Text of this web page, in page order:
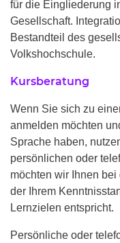
für die Eingliederung
Gesellschaft.
Bestandteil des
Volkshochschule.
Kursberatung
Wenn Sie sich zu
anmelden möchten
Sprache haben,
persönlichen oder
möchten wir Ihnen
der Ihrem
Lernzielen entspricht.
Persönliche oder